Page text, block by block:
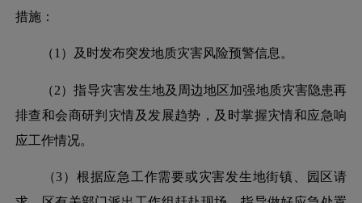
措施：
（1）及时发布突发地质灾害风险预警信息。
（2）指导灾害发生地及周边地区加强地质灾害隐患再
排查和会商研判灾情及发展趋势，及时掌握灾情和应急响
应工作情况。
（3）根据应急工作需要或灾害发生地街镇、园区请